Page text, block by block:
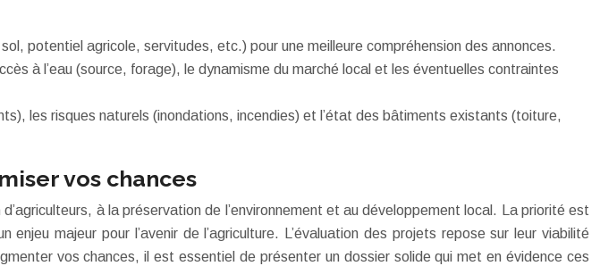
potentiel agricole, servitudes, etc.) pour une meilleure compréhension des annonces.
à l’eau (source, forage), le dynamisme du marché local et les éventuelles contraintes
les risques naturels (inondations, incendies) et l’état des bâtiments existants (toiture,
vos chances
à la préservation de l’environnement et au développement local. La priorité est
majeur pour l’avenir de l’agriculture. L’évaluation des projets repose sur leur viabilité
vos chances, il est essentiel de présenter un dossier solide qui met en évidence ces